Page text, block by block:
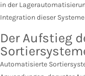
in der
Integration dieser
Der Aufstieg
Automatisierte